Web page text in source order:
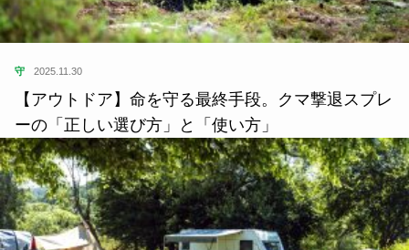
守 2025.11.30
【アウトドア】命を守る最終手段。クマ撃退スプレ
ーの「正しい選び方」と「使い方」